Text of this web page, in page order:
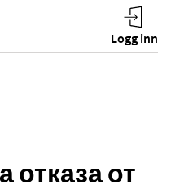
отказа от